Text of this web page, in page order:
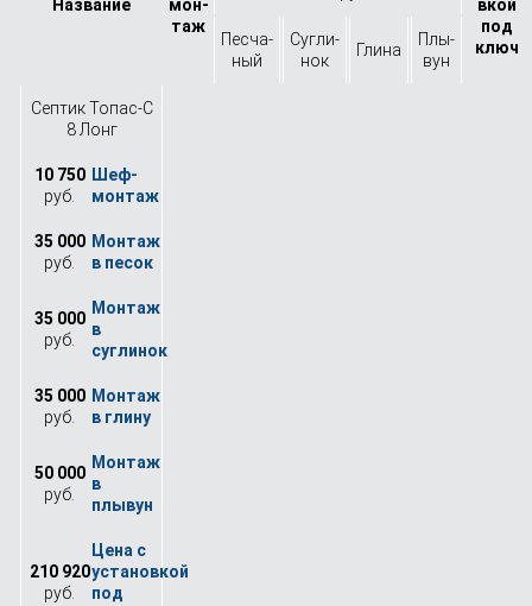
Назва­ние
мон­
таж
вкой
под
ключ
Песча­
ный
Сугли­
нок
Глина
Плы­
вун
Септик Топас-С
8 Лонг
10 750
руб.
35 000
руб.
35 000
руб.
35 000
руб.
50 000
руб.
210 920
руб.